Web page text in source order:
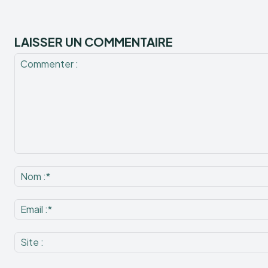
LAISSER UN COMMENTAIRE